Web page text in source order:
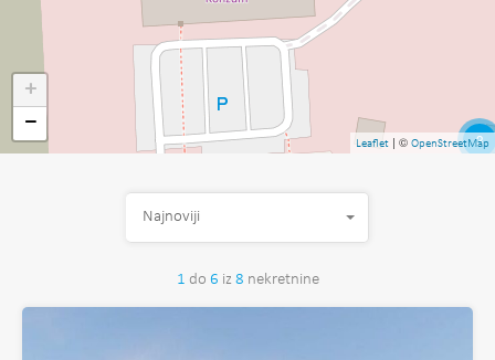
3
+
−
Leaflet | © OpenStreetMap
1 do 6 iz 8 nekretnine
Najnoviji